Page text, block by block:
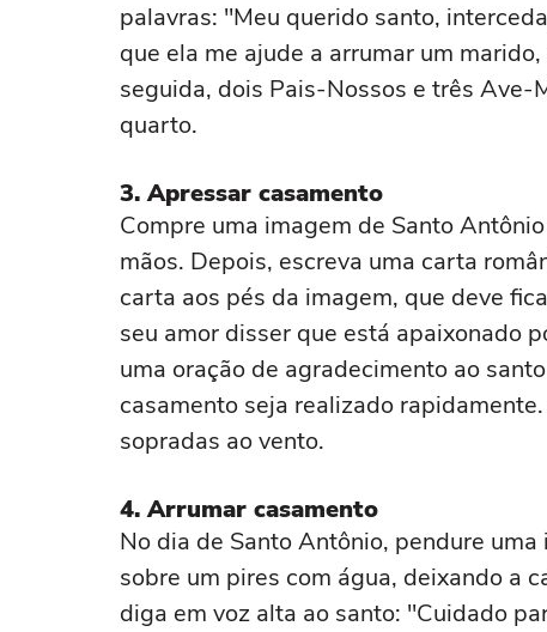
palavras: "Meu querido santo,
que ela me ajude a arrumar um
seguida, dois Pais-Nossos e três Ave-
quarto.
3. Apressar casamento
Compre uma imagem de Santo
mãos. Depois, escreva uma carta
carta aos pés da imagem, que deve
seu amor disser que está apaixonado
uma oração de agradecimento ao
casamento seja realizado
sopradas ao vento.
4. Arrumar casamento
No dia de Santo Antônio, pendure
sobre um pires com água, deixando a
diga em voz alta ao santo: "Cuidado